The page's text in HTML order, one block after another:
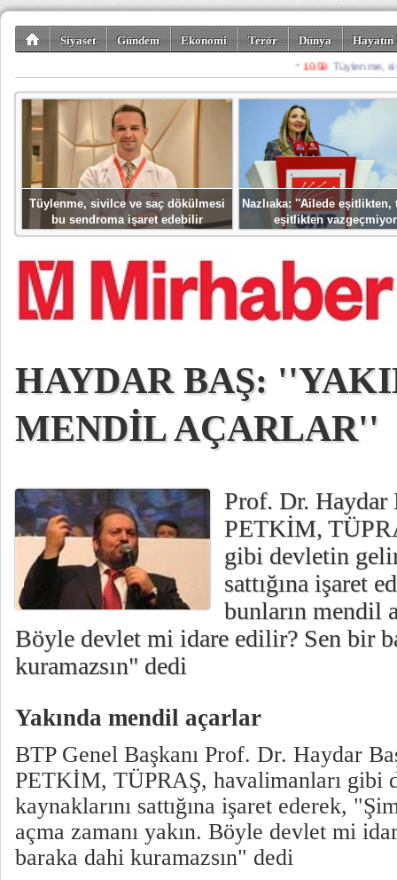
Siyaset Gündem Ekonomi Terör Dünya
Spor Misafir
Tüylenme, sivilce ve saç dökülmesi
bu sendroma işaret edebilir
Nazlıaka: ''Ailede eşitlikten,
eşitlikten
HAYDAR BAŞ:
MENDİL AÇARLAR''
Prof. Dr. Haydar
PETKİM,
gibi devletin
sattığına işaret
bunların mendil
Böyle devlet mi idare edilir? Sen bir
kuramazsın" dedi
Yakında mendil açarlar
BTP Genel Başkanı Prof. Dr. Haydar
PETKİM, TÜPRAŞ, havalimanları gibi
kaynaklarını sattığına işaret ederek,
açma zamanı yakın. Böyle devlet mi
baraka dahi kuramazsın" dedi